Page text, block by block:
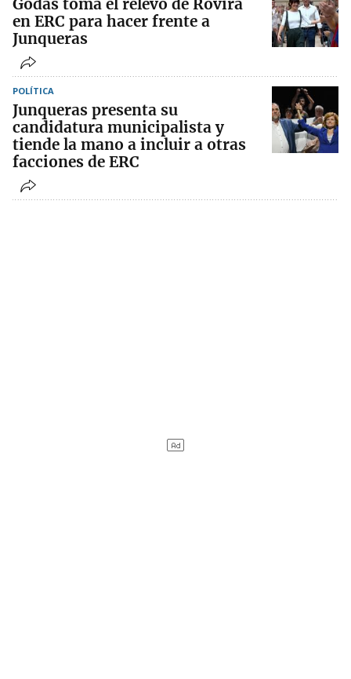
Godàs toma el relevo de Rovira
en ERC para hacer frente a
Junqueras
POLÍTICA
Junqueras presenta su
candidatura municipalista y
tiende la mano a incluir a otras
facciones de ERC